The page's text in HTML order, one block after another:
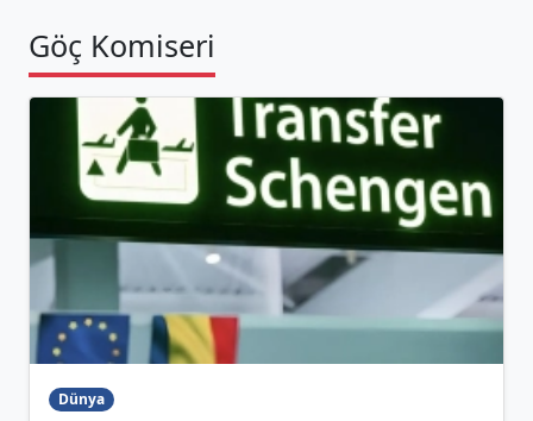
Göç Komiseri
Dünya